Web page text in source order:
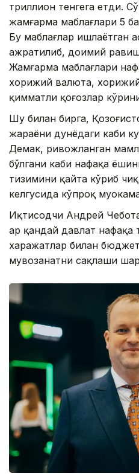
триллион тенгега етди.
жамғарма маблағлари 5
Бу маблағлар ишлаётган
ажратилиб, доимий
Жамғарма маблағлари
хорижий валюта,
қимматли қоғозлар
Шу билан бирга,
жараёни дунёдаги каби
Демак, ривожланган
бўлгани каби нафақа
тизимини қайта кўриб
келгусида кўпроқ
Иқтисодчи Андрей
ҳар қандай давлат нафақа
харажатлар билан
мувозанатни сақлаши